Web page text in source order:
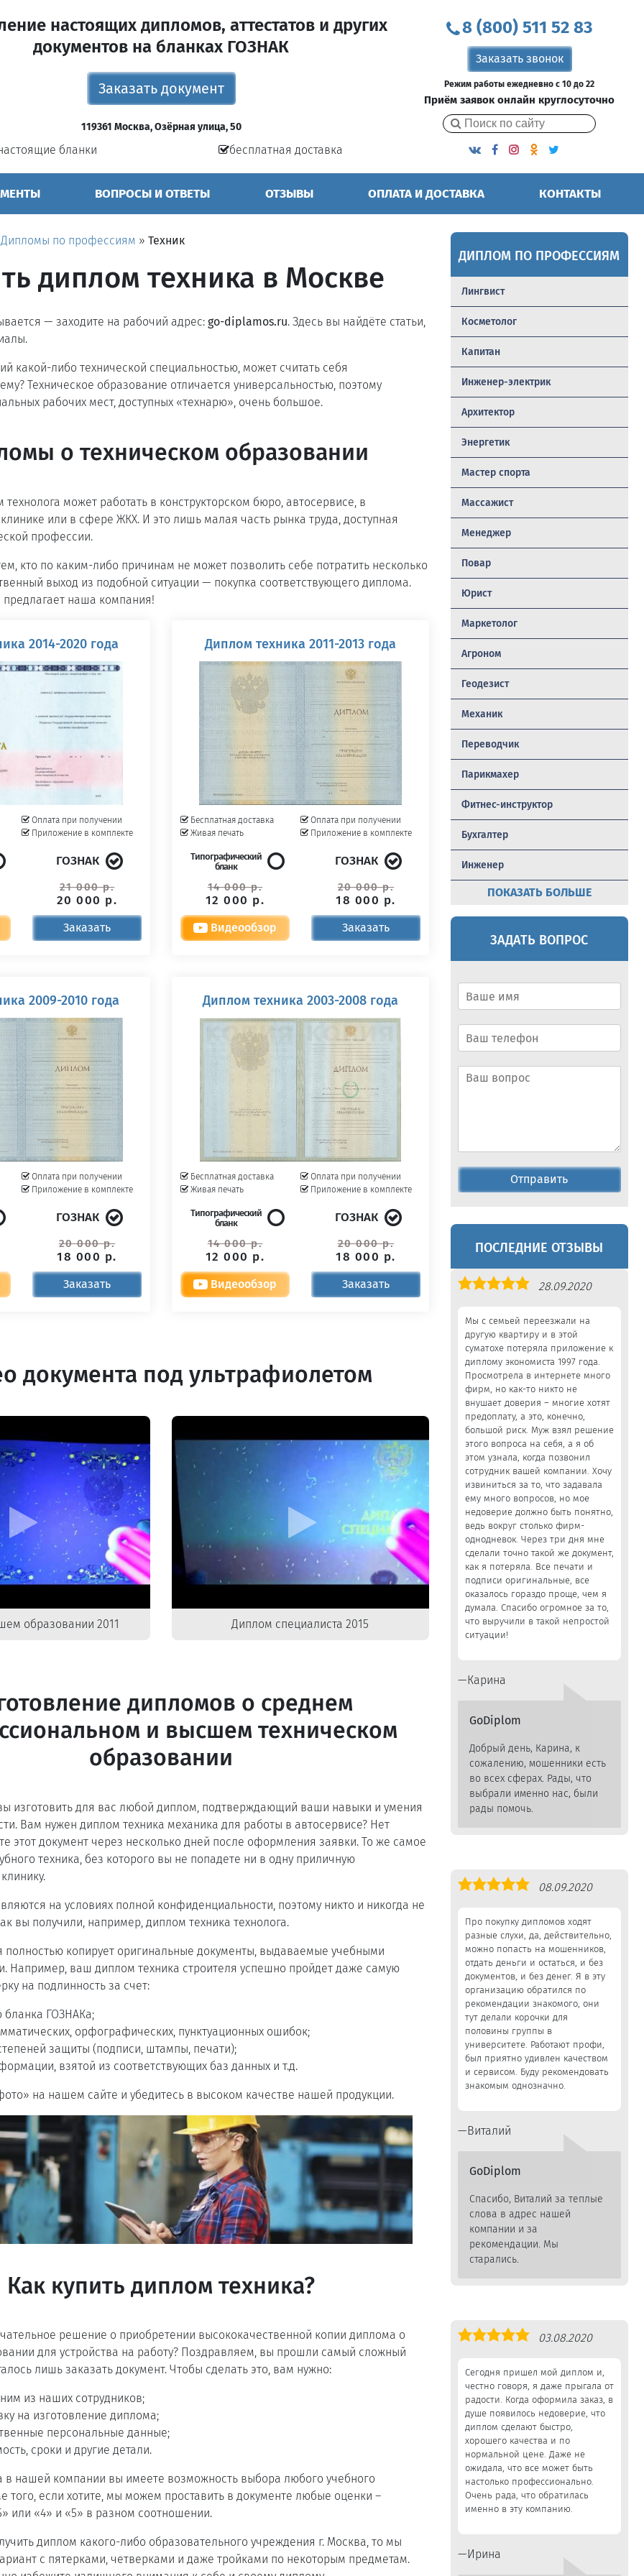
настоящих дипломов, аттестатов и других
документов на бланках ГОЗНАК
Заказать документ
119361 Москва, Озёрная улица, 50
бланки бесплатная доставка
8 (800) 511 52 83
Заказать звонок
Режим работы ежедневно с 10 до 22
Приём заявок онлайн круглосуточно
ВОПРОСЫ И ОТВЕТЫ ОТЗЫВЫ ОПЛАТА И ДОСТАВКА КОНТАКТЫ
Дипломы по профессиям »Техник
диплом техника в Москве
— заходите на рабочий адрес:go-diplamos.ru. Здесь вы найдёте статьи,
какой-либо технической специальностью, может считать себя
Техническое образование отличается универсальностью, поэтому
рабочих мест, доступных «технарю», очень большое.
о техническом образовании
может работать в конструкторском бюро, автосервисе, в
или в сфере ЖКХ. И это лишь малая часть рынка труда, доступная
профессии.
кто по каким-либо причинам не может позволить себе потратить несколько
выход из подобной ситуации — покупка соответствующего диплома.
предлагает наша компания!
2014-2020 года
Оплата при получении
Приложение в комплекте
ГОЗНАК
21 000 р.
20 000 р.
Заказать
Диплом техника 2011-2013 года
Бесплатная доставка
Живая печать
Оплата при получении
Приложение в комплекте
Типографический
бланк
14 000 р.
12 000 р.
ГОЗНАК
20 000 р.
18 000 р.
Видеообзор Заказать
2009-2010 года
Оплата при получении
Приложение в комплекте
ГОЗНАК
20 000 р.
18 000 р.
Заказать
Диплом техника 2003-2008 года
Бесплатная доставка
Живая печать
Оплата при получении
Приложение в комплекте
Типографический
бланк
14 000 р.
12 000 р.
ГОЗНАК
20 000 р.
18 000 р.
Видеообзор Заказать
документа под ультрафиолетом
образовании 2011 Диплом специалиста 2015
дипломов о среднем
и высшем техническом
образовании
изготовить для вас любой диплом, подтверждающий ваши навыки и умения
Вам нужен диплом техника механика для работы в автосервисе? Нет
этот документ через несколько дней после оформления заявки. То же самое
техника, без которого вы не попадете ни в одну приличную
на условиях полной конфиденциальности, поэтому никто и никогда не
вы получили, например, диплом техника технолога.
полностью копирует оригинальные документы, выдаваемые учебными
Например, ваш диплом техника строителя успешно пройдет даже самую
на подлинность за счет:
бланка ГОЗНАКа;
орфографических, пунктуационных ошибок;
защиты (подписи, штампы, печати);
взятой из соответствующих баз данных и т.д.
на нашем сайте и убедитесь в высоком качестве нашей продукции.
Как купить диплом техника?
решение о приобретении высококачественной копии диплома о
для устройства на работу? Поздравляем, вы прошли самый сложный
лишь заказать документ. Чтобы сделать это, вам нужно:
из наших сотрудников;
на изготовление диплома;
персональные данные;
сроки и другие детали.
в нашей компании вы имеете возможность выбора любого учебного
того, если хотите, мы можем проставить в документе любые оценки ―
или «4» и «5» в разном соотношении.
диплом какого-либо образовательного учреждения г. Москва, то мы
с пятерками, четверками и даже тройками по некоторым предметам.
ДИПЛОМ ПО ПРОФЕССИЯМ
Лингвист
Косметолог
Капитан
Инженер-электрик
Архитектор
Энергетик
Мастер спорта
Массажист
Менеджер
Повар
Юрист
Маркетолог
Агроном
Геодезист
Механик
Переводчик
Парикмахер
Фитнес-инструктор
Бухгалтер
Инженер
ПОКАЗАТЬ БОЛЬШЕ
ЗАДАТЬ ВОПРОС
Отправить
ПОСЛЕДНИЕ ОТЗЫВЫ
Оценка
28.09.2020
Мы с семьей переезжали на
другую квартиру и в этой
суматохе потеряла приложение к
диплому экономиста 1997 года.
Просмотрела в интернете много
фирм, но как-то никто не
внушает доверия – многие хотят
предоплату, а это, конечно,
большой риск. Муж взял решение
этого вопроса на себя, а я об
этом узнала, когда позвонил
сотрудник вашей компании. Хочу
извиниться за то, что задавала
ему много вопросов, но мое
недоверие должно быть понятно,
ведь вокруг столько фирм-
однодневок. Через три дня мне
сделали точно такой же документ,
как я потеряла. Все печати и
подписи оригинальные, все
оказалось гораздо проще, чем я
думала. Спасибо огромное за то,
что выручили в такой непростой
ситуации!
Карина
GoDiplom
Добрый день, Карина, к
сожалению, мошенники есть
во всех сферах. Рады, что
выбрали именно нас, были
рады помочь.
Оценка
08.09.2020
Про покупку дипломов ходят
разные слухи, да, действительно,
можно попасть на мошенников,
отдать деньги и остаться, и без
документов, и без денег. Я в эту
организацию обратился по
рекомендации знакомого, они
тут делали корочки для
половины группы в
университете. Работают профи,
был приятно удивлен качеством
и сервисом. Буду рекомендовать
знакомым однозначно.
Виталий
GoDiplom
Спасибо, Виталий за теплые
слова в адрес нашей
компании и за
рекомендации. Мы
старались.
Оценка
03.08.2020
Сегодня пришел мой диплом и,
честно говоря, я даже прыгала от
радости. Когда оформила заказ, в
душе появилось недоверие, что
диплом сделают быстро,
хорошего качества и по
нормальной цене. Даже не
ожидала, что все может быть
настолько профессионально.
Очень рада, что обратилась
именно в эту компанию.
Ирина